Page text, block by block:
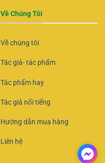
Về Chúng Tôi
Về chúng tôi
Tác giả- tác phẩm
Tác phẩm hay
Tác giả nổi tiếng
Hướng dẫn mua hàng
Liên hệ